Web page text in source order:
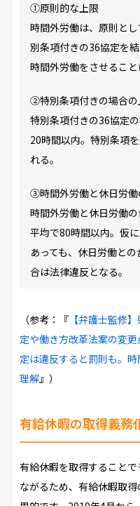
①原則的な上限
時間外労働は、原則と
別条項付きの36協定を
時間外労働をさせること
②特別条項付きの場合の
特別条項付きの36協定
20時間以内。特別条項
れる。
③時間外労働と休日労働
時間外労働と休日労働
平均で80時間以内。仮
あっても、休日労働と
合は法律違反となる。
（参考：『【弁護士監修
定や働き方改革法案の変
定は違反すると罰則も。
理解』）
有給休暇の取得義務
有給休暇を取得すること
ながるため、有給休暇取